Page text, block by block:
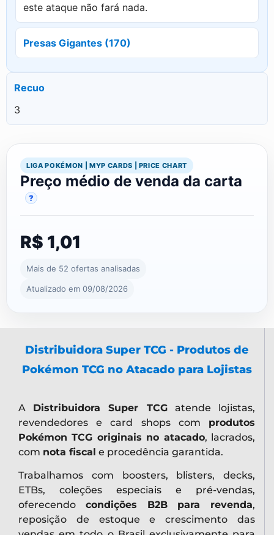
este ataque não fará nada.
Presas Gigantes (170)
Recuo
3
LIGA POKÉMON | MYP CARDS | PRICE CHART
Preço médio de venda da carta
?
R$ 1,01
Mais de 52 ofertas analisadas
Atualizado em 09/08/2026
Distribuidora Super TCG - Produtos de
Pokémon TCG no Atacado para Lojistas
A Distribuidora Super TCGatende lojistas,
revendedores e card shops com produtos
Pokémon TCG originais no atacado, lacrados,
com nota fiscal e procedência garantida.
Trabalhamos com boosters, blisters, decks,
ETBs, coleções especiais e pré-vendas,
oferecendo condições B2B para revenda,
reposição de estoque e crescimento das